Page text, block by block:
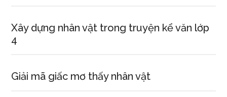
Xây dựng nhân vật trong truyện kể văn lớp
4
Giải mã giấc mơ thấy nhân vật